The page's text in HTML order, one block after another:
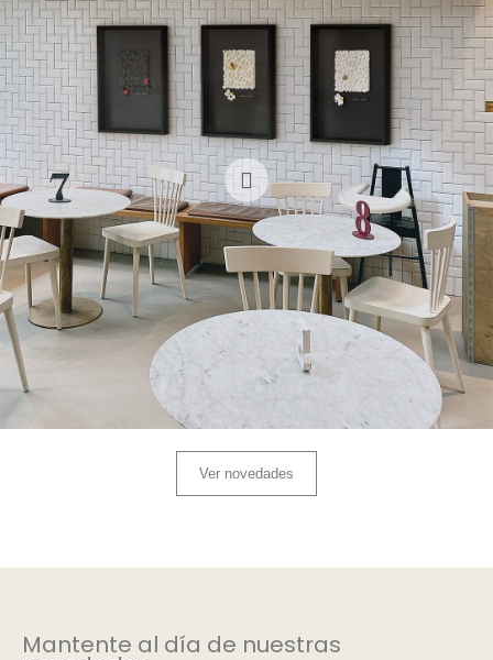
Ver novedades
Mantente al día de nuestras